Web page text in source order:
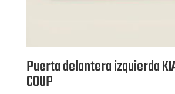
Puerta delantera izquierda
COUP